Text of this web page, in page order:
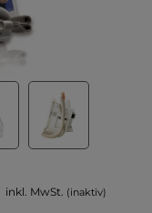
inkl. MwSt. (inaktiv)